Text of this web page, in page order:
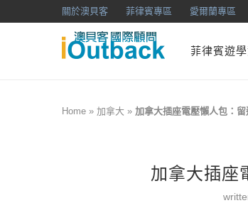
關於澳貝客 菲律賓專區 愛爾蘭專區
菲律賓遊
Home » 加拿大 » 加拿大插座電壓懶人包：
加拿大插座